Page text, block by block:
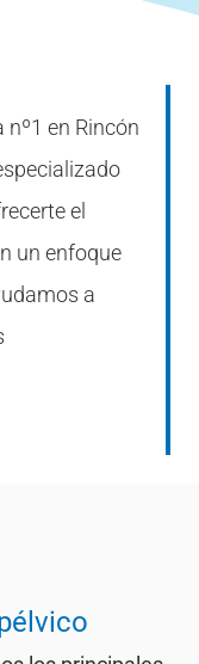
nº1 en Rincón
el
un enfoque
a